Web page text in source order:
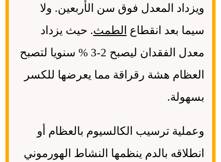
ويزداد المعدل فوق سن الأربعين. ولا
سيما بعد انقطاع الطمث. حيث يزداد
معدل الفقدان ليصبح 2-3 % سنويا لتصبح
العظام هشة رقراقة مما يعرضها للكسر
بسهولة.
وعملية ترسيب الكالسيوم بالعظام أو
انطلاقه بالدم ينظمها النشاط الهورموني